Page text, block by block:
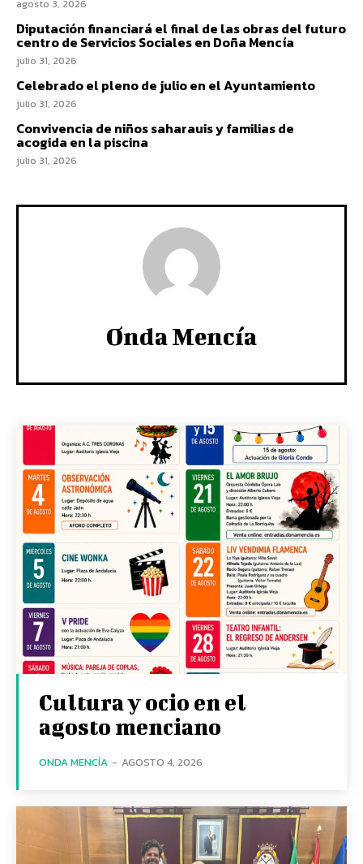
agosto 3, 2026
Diputación financiará el final de las obras del futuro
centro de Servicios Sociales en Doña Mencía
julio 31, 2026
Celebrado el pleno de julio en el Ayuntamiento
julio 31, 2026
Convivencia de niños saharauis y familias de
acogida en la piscina
julio 31, 2026
Onda Mencía
Cultura y ocio en el
agosto menciano
ONDA MENCÍA - AGOSTO 4, 2026